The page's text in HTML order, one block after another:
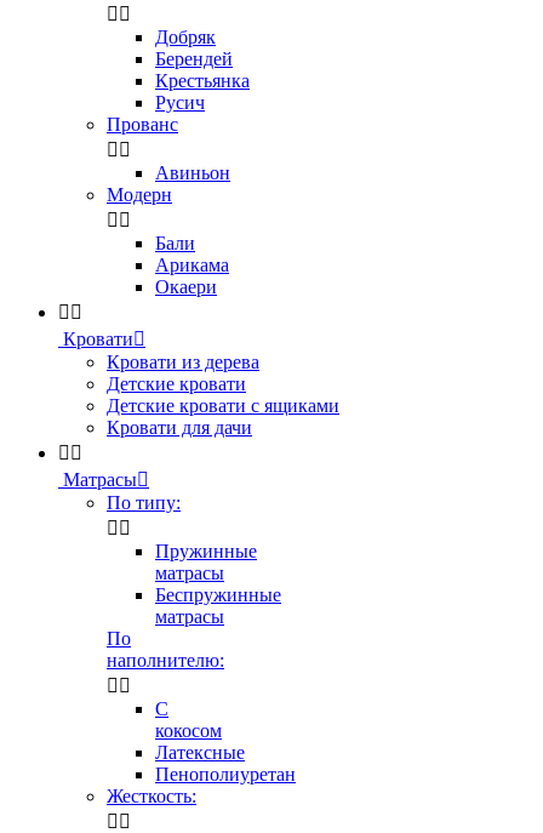
 
Добряк
Берендей
Крестьянка
Русич
Прованс
 
Авиньон
Модерн
 
Бали
Арикама
Окаери
 
Кровати
Кровати из дерева
Детские кровати
Детские кровати с ящиками
Кровати для дачи
 
Матрасы
По типу:
 
Пружинные
матрасы
Беспружинные
матрасы
По
наполнителю:
 
С
кокосом
Латексные
Пенополиуретан
Жесткость:
 